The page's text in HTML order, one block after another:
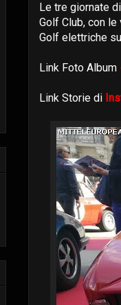
Le tre giornate
Golf Club, con
Golf elettriche
Link Foto Album
Link Storie di